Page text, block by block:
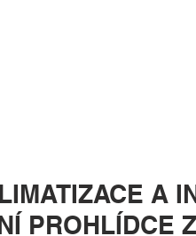
A
PROHLÍDCE